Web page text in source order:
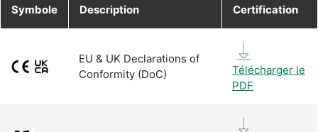
Symbole Description Certification
EU & UK Declarations of
Conformity (DoC)
Télécharger le
PDF